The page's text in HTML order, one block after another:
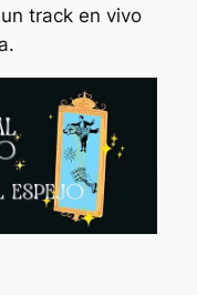
track en vivo